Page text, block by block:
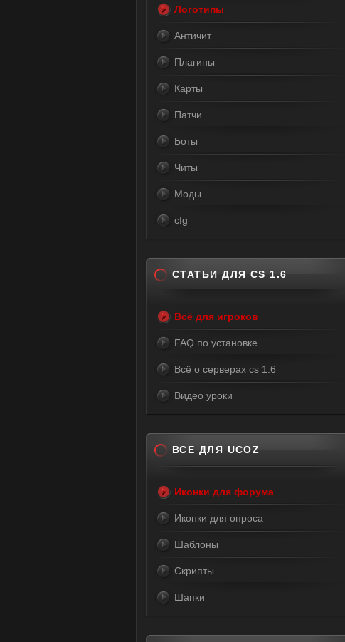
Логотипы
Античит
Плагины
Карты
Патчи
Боты
Читы
Моды
cfg
СТАТЬИ ДЛЯ CS 1.6
Всё для игроков
FAQ по установке
Всё о серверах cs 1.6
Видео уроки
ВСЕ ДЛЯ UCOZ
Иконки для форума
Иконки для опроса
Шаблоны
Скрипты
Шапки